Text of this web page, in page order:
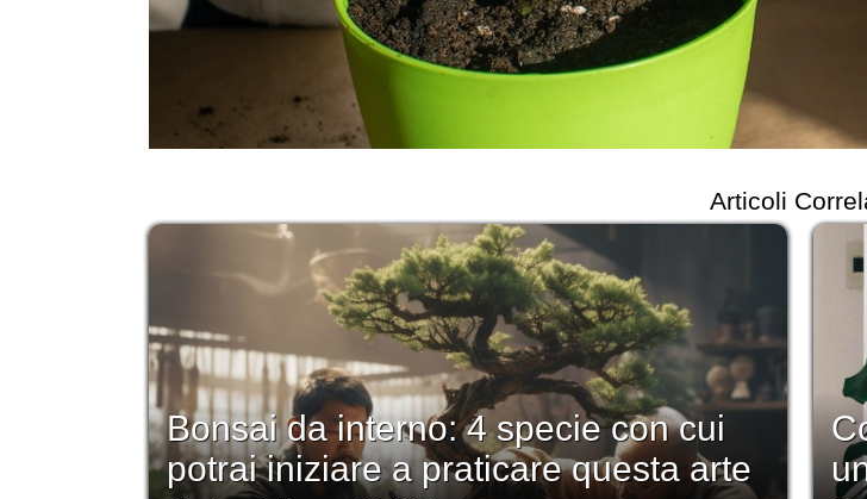
Articoli
Bonsai da interno: 4 specie con cui
potrai iniziare a praticare questa arte